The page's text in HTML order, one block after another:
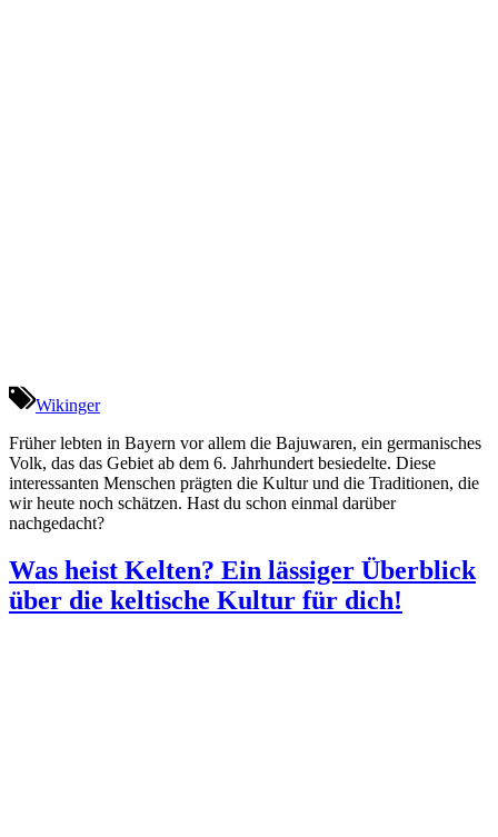
Wikinger
Früher lebten in Bayern vor allem die Bajuwaren, ein germanisches
Volk, das das Gebiet ab dem 6. Jahrhundert besiedelte. Diese
interessanten Menschen prägten die Kultur und die Traditionen, die
wir heute noch schätzen. Hast du schon einmal darüber
nachgedacht?
Was heist Kelten? Ein lässiger Überblick
über die keltische Kultur für dich!